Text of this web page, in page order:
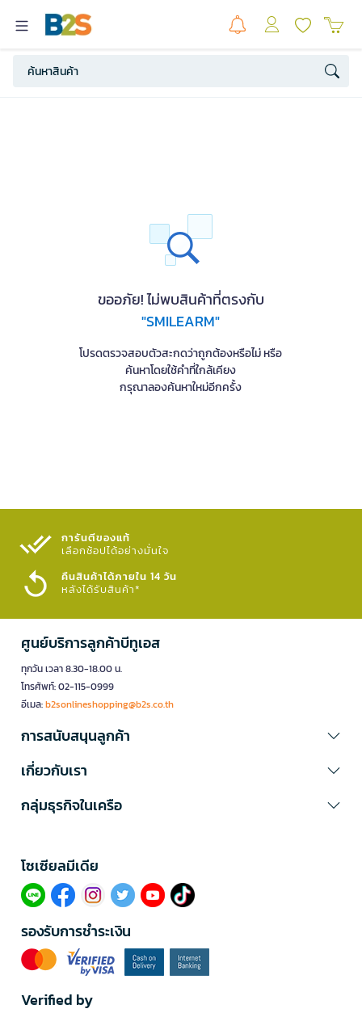
ขออภัย! ไม่พบสินค้าที่ตรงกับ
"SMILEARM"
โปรดตรวจสอบตัวสะกดว่าถูกต้องหรือไม่ หรือ
ค้นหาโดยใช้คำที่ใกล้เคียง
กรุณาลองค้นหาใหม่อีกครั้ง
การันตีของแท้
เลือกช้อปได้อย่างมั่นใจ​
คืนสินค้าได้ภายใน 14 วัน
หลังได้รับสินค้า*
ศูนย์บริการลูกค้าบีทูเอส
ทุกวัน เวลา 8.30-18.00 น.
โทรศัพท์: 02-115-0999
อีเมล:b2sonlineshopping@b2s.co.th
การสนับสนุนลูกค้า
เกี่ยวกับเรา
กลุ่มธุรกิจในเครือ
โซเซียลมีเดีย​
รองรับการชำระเงิน
Verified by